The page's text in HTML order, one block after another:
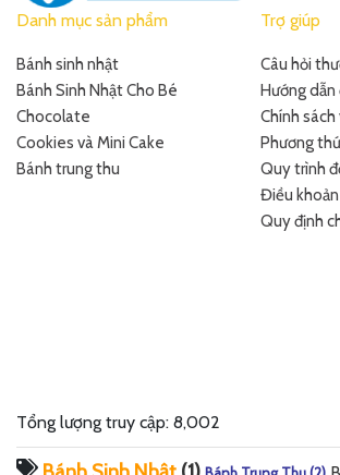
Danh mục sản phẩm
Bánh sinh nhật
Bánh Sinh Nhật Cho Bé
Chocolate
Cookies và Mini Cake
Bánh trung thu
Trợ giúp
Câu hỏi
Hướng
Chính
Phương
Quy trình
Điều
Quy định
Tổng lượng truy cập: 8,002